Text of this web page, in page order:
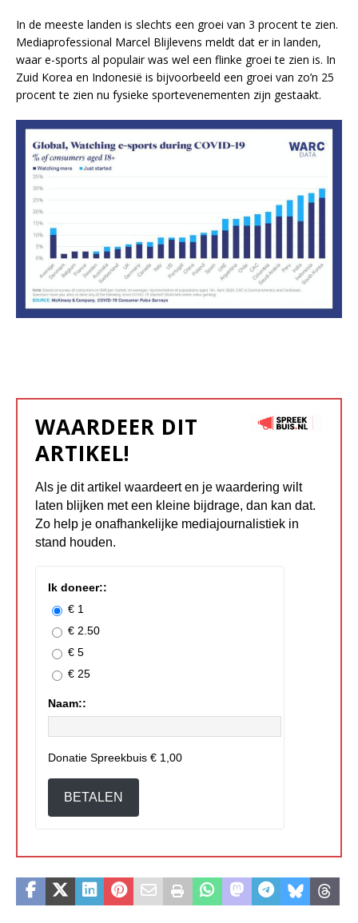
In de meeste landen is slechts een groei van 3 procent te zien.
Mediaprofessional Marcel Blijlevens meldt dat er in landen,
waar e-sports al populair was wel een flinke groei te zien is. In
Zuid Korea en Indonesië is bijvoorbeeld een groei van zo’n 25
procent te zien nu fysieke sportevenementen zijn gestaakt.
WAARDEER DIT
ARTIKEL!
Als je dit artikel waardeert en je waardering wilt
laten blijken met een kleine bijdrage, dan kan dat.
Zo help je onafhankelijke mediajournalistiek in
stand houden.
Ik doneer::
€ 1
€ 2.50
€ 5
€ 25
Naam::
Donatie Spreekbuis € 1,00
BETALEN